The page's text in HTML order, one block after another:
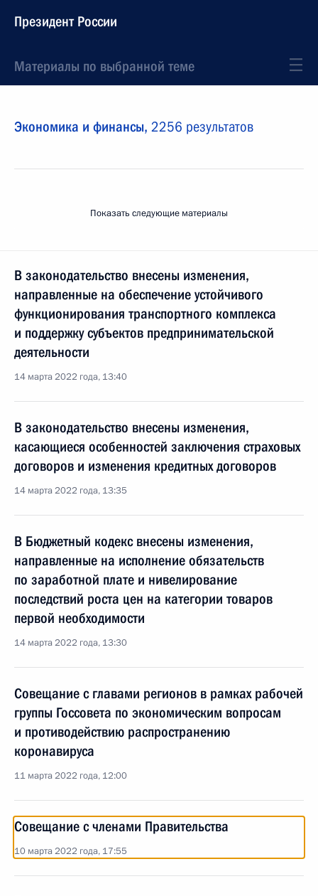
Президент России
Материалы по выбранной теме
Экономика и финансы, 2256 результатов
Показать следующие материалы
В законодательство внесены изменения,
направленные на обеспечение устойчивого
функционирования транспортного комплекса
и поддержку субъектов предпринимательской
деятельности
14 марта 2022 года, 13:40
В законодательство внесены изменения,
касающиеся особенностей заключения страховых
договоров и изменения кредитных договоров
14 марта 2022 года, 13:35
В Бюджетный кодекс внесены изменения,
направленные на исполнение обязательств
по заработной плате и нивелирование
последствий роста цен на категории товаров
первой необходимости
14 марта 2022 года, 13:30
Совещание с главами регионов в рамках рабочей
группы Госсовета по экономическим вопросам
и противодействию распространению
коронавируса
11 марта 2022 года, 12:00
Совещание с членами Правительства
10 марта 2022 года, 17:55